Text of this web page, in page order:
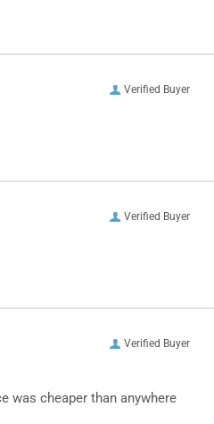
Verified Buyer
Verified Buyer
Verified Buyer
was cheaper than anywhere